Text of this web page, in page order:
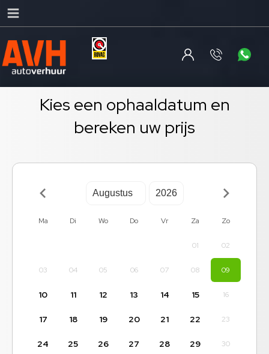
Kies een ophaaldatum en
bereken uw prijs
Ma Di Wo Do Vr Za Zo
01 02
03 04 05 06 07 08 09
10 11 12 13 14 15 16
17 18 19 20 21 22 23
24 25 26 27 28 29 30